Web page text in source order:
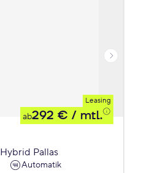
Leasing
ab292 € / mtl.
Hybrid Pallas
Automatik